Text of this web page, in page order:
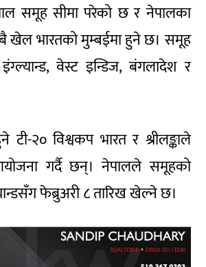
समूह सीमा परेको छ र नेपालका
भारतको मुम्बईमा हुने छ। समूह
वेस्ट इन्डिज, बंगलादेश र
२० विश्वकप भारत र श्रीलङ्काले
गर्दै छन्। नेपालले समूहको
फेब्रुअरी ८ तारिख खेल्ने छ।